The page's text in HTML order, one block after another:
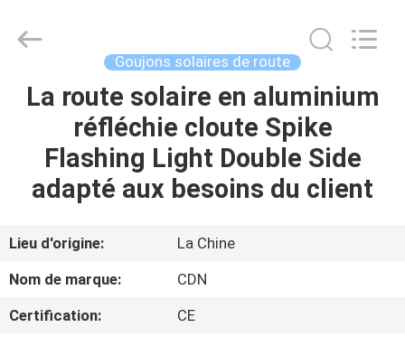
MAISON
PRODUITS
À
PROPOS
DE
Technology
Goujons solaires de route
La route solaire en aluminium
réfléchie cloute Spike
Flashing Light Double Side
adapté aux besoins du client
Lieu d'origine:
La Chine
Nom de marque:
CDN
Certification:
CE